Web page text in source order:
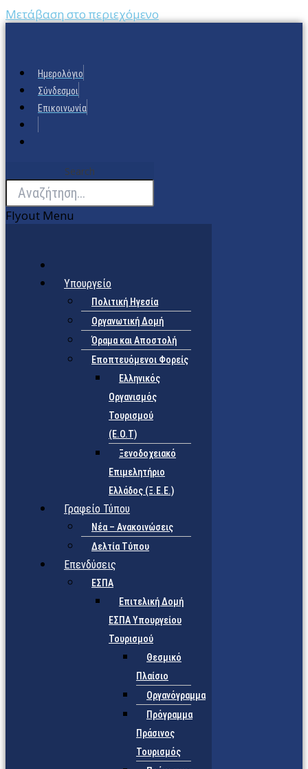
Μετάβαση στο περιεχόμενο
Ημερολόγιο
Σύνδεσμοι
Επικοινωνία
Search
Flyout Menu
Υπουργείο
Πολιτική Ηγεσία
Οργανωτική Δομή
Όραμα και Αποστολή
Εποπτευόμενοι Φορείς
Eλληνικός
Οργανισμός
Τουρισμού
(Ε.Ο.Τ)
Ξενοδοχειακό
Επιμελητήριο
Ελλάδος (Ξ.Ε.Ε.)
Γραφείο Τύπου
Νέα – Ανακοινώσεις
Δελτία Τύπου
Επενδύσεις
ΕΣΠΑ
Επιτελική Δομή
ΕΣΠΑ Υπουργείου
Τουρισμού
Θεσμικό
Πλαίσιο
Οργανόγραμμα
Πρόγραμμα
Πράσινος
Τουρισμός